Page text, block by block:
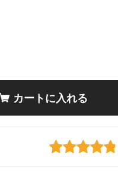
カートに入れる